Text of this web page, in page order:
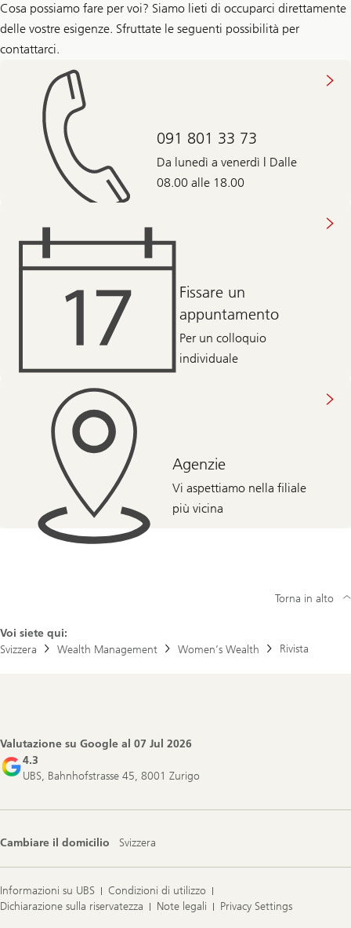
Cosa possiamo fare per voi? Siamo lieti di occuparci direttamente
delle vostre esigenze. Sfruttate le seguenti possibilità per
contattarci.
091 801 33 73
Da lunedì a venerdì | Dalle
08.00 alle 18.00
Fissare un
appuntamento
Per un colloquio
individuale
Agenzie
Vi aspettiamo nella filiale
più vicina
Voi siete qui:
Svizzera
Wealth Management Women’s Wealth Rivista
Torna in alto
Valutazione su Google al 07 Jul 2026
4.3
UBS, Bahnhofstrasse 45, 8001 Zurigo
Cambiare il domicilio Svizzera
Informazioni su UBS
Condizioni di utilizzo
Dichiarazione sulla riservatezza
Note legali Privacy Settings